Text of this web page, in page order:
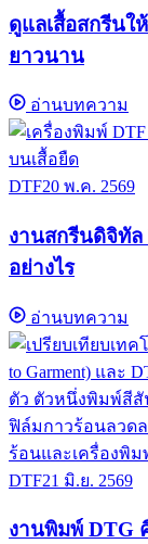
ดูแลเสื้อสกรีนใ
ยาวนาน
อ่านบทความ
DTF20 พ.ค. 2569
งานสกรีนดิจิทัล
อย่างไร
อ่านบทความ
DTF21 มิ.ย. 2569
งานพิมพ์ DTG